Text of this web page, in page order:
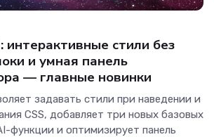
интерактивные стили без
и умная панель
— главные новинки
задавать стили при наведении и
CSS, добавляет три новых базовых
функции и оптимизирует панель